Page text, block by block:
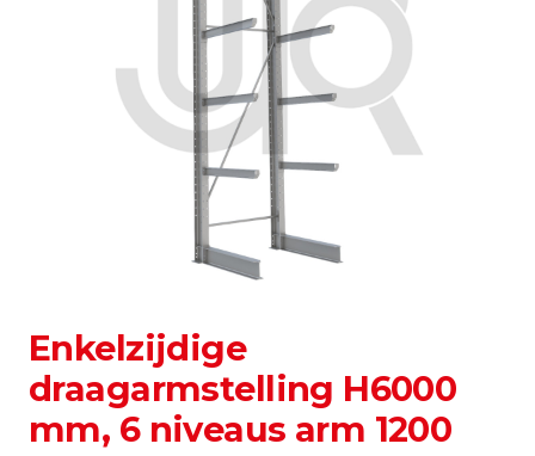
Enkelzijdige
draagarmstelling H6000
mm, 6 niveaus arm 1200